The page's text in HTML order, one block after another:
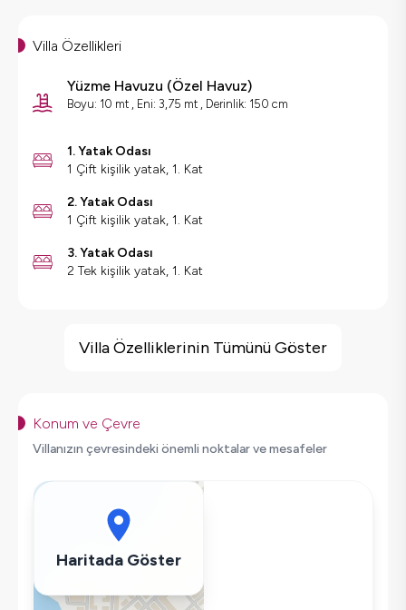
Villa Özellikleri
Yüzme Havuzu (Özel Havuz)
Boyu: 10 mt , Eni: 3,75 mt , Derinlik: 150 cm
1. Yatak Odası
1 Çift kişilik yatak, 1. Kat
2. Yatak Odası
1 Çift kişilik yatak, 1. Kat
3. Yatak Odası
2 Tek kişilik yatak, 1. Kat
Barbekü
Salıncak
Korunaklı Havuz
Bulaşık Makinesi
Çamaşır Makinesi
Wifi / İnternet
Villa Özelliklerinin Tümünü Göster
Konum ve Çevre
Villanızın çevresindeki önemli noktalar ve mesafeler
Haritada Göster